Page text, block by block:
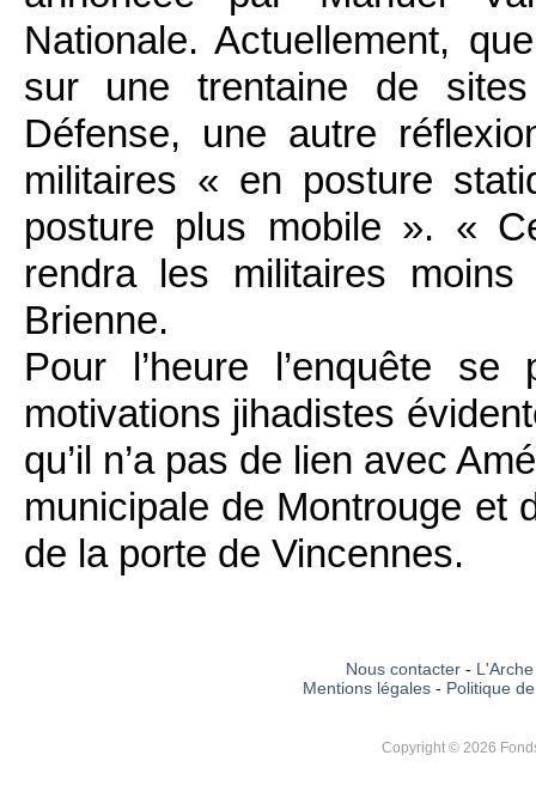
Nationale. Actuellement,
sur une trentaine de
Défense, une autre
militaires « en posture
posture plus mobile ». «
rendra les militaires
Brienne.
Pour l’heure l’enquête
motivations jihadistes
qu’il n’a pas de lien avec
municipale de Montrouge et
de la porte de Vincennes.
Nous contacter-
Mentions légales - Politique
Copyright © 2026